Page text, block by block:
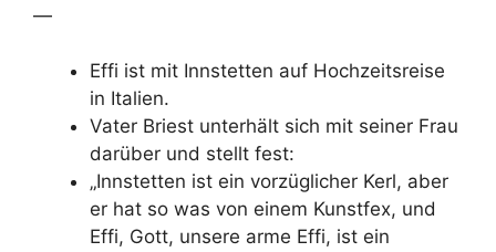
—
Effi ist mit Innstetten auf Hochzeitsreise
in Italien.
Vater Briest unterhält sich mit seiner Frau
darüber und stellt fest:
„Innstetten ist ein vorzüglicher Kerl, aber
er hat so was von einem Kunstfex, und
Effi, Gott, unsere arme Effi, ist ein